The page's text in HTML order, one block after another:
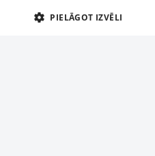
PIELĀGOT IZVĒLI